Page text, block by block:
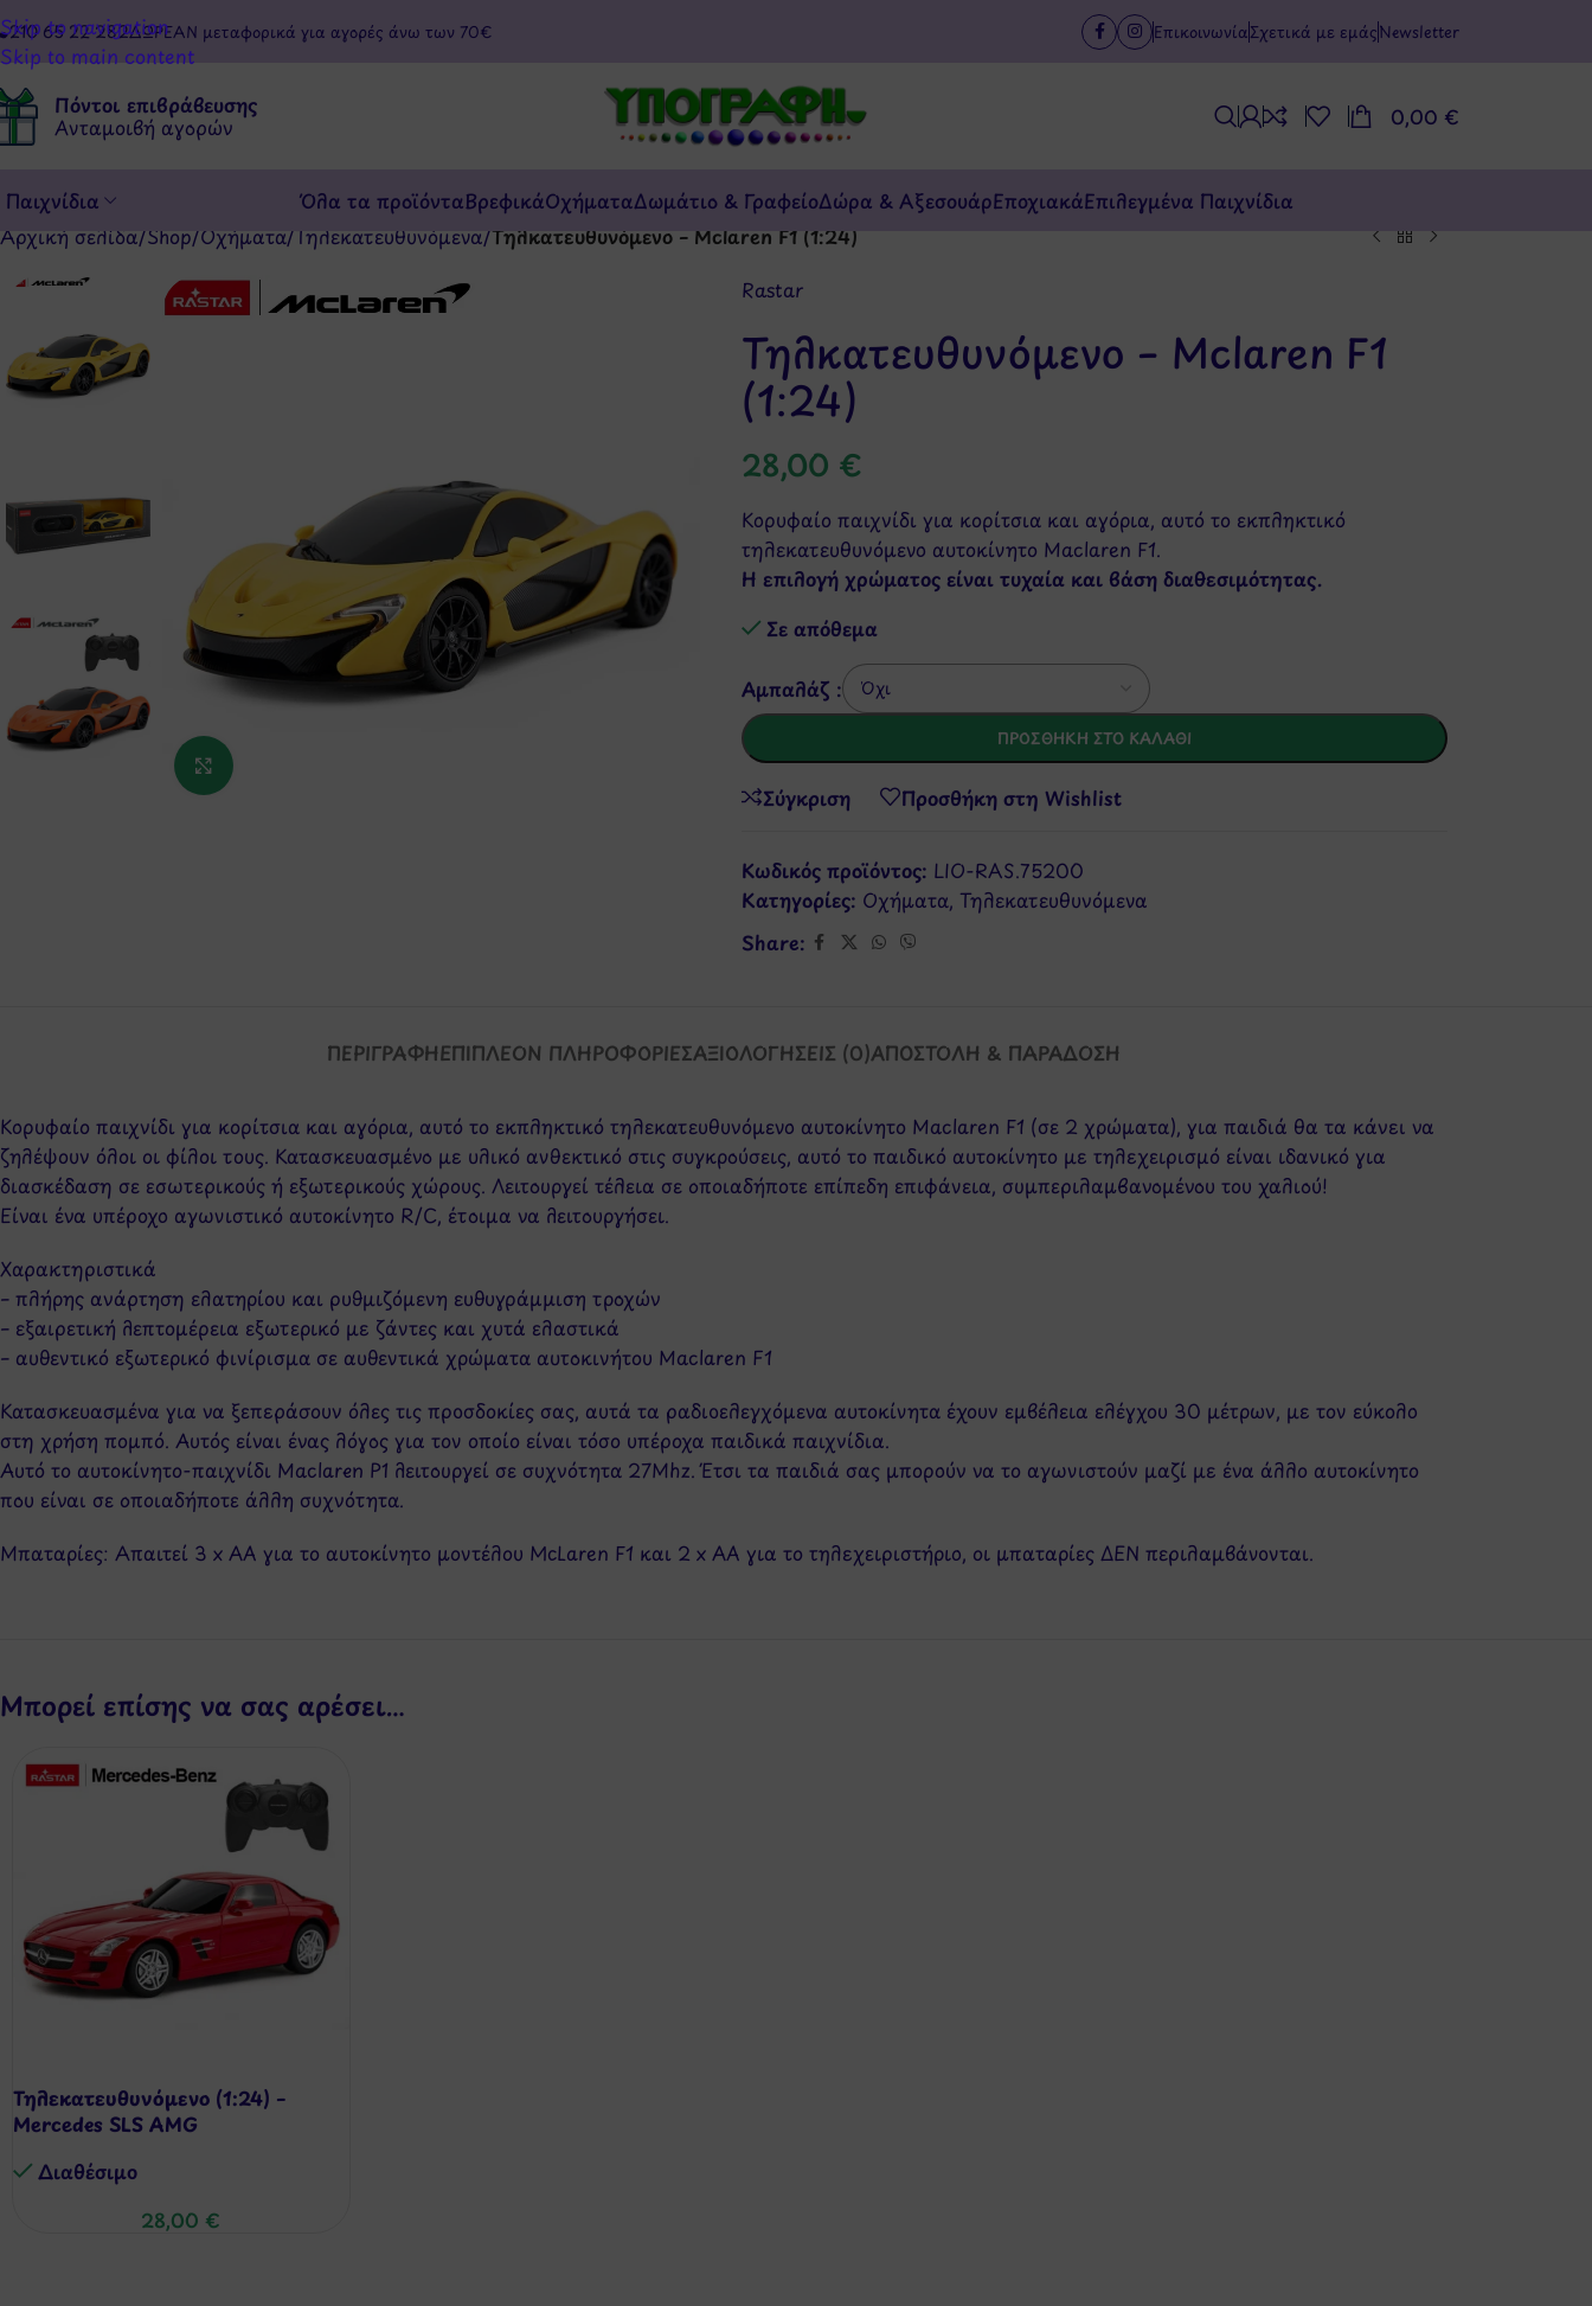
Skip to navigation
Skip to main content
210 65 22 282ΔΩΡΕΑΝ μεταφορικά για αγορές άνω των 70€ Επικοινωνία Σχετικά με εμάςNewsletter
Πόντοι επιβράβευσης
Ανταμοιβή αγορών 0,00 €
Παιχνίδια Όλα τα προϊόνταΒρεφικάΟχήματαΔωμάτιο & ΓραφείοΔώρα & ΑξεσουάρΕποχιακάΕπιλεγμένα Παιχνίδια
Αρχική σελίδα/Shop/Οχήματα/ Τηλεκατευθυνόμενα/Τηλκατευθυνόμενο – Mclaren F1 (1:24)
Rastar
Τηλκατευθυνόμενο – Mclaren F1
(1:24)
28,00 €
Κορυφαίο παιχνίδι για κορίτσια και αγόρια, αυτό το εκπληκτικό
τηλεκατευθυνόμενο αυτοκίνητο Maclaren F1.
Η επιλογή χρώματος είναι τυχαία και βάση διαθεσιμότητας.
Σε απόθεμα
Αμπαλάζ :
ΠΡΟΣΘΉΚΗ ΣΤΟ ΚΑΛΆΘΙ
Σύγκριση Προσθήκη στη Wishlist
Κωδικός προϊόντος: LIO-RAS.75200
Κατηγορίες: Οχήματα, Τηλεκατευθυνόμενα
Share:
ΠΕΡΙΓΡΑΦΉΕΠΙΠΛΈΟΝ ΠΛΗΡΟΦΟΡΊΕΣΑΞΙΟΛΟΓΉΣΕΙΣ (0)ΑΠΟΣΤΟΛΉ & ΠΑΡΆΔΟΣΗ
Κορυφαίο παιχνίδι για κορίτσια και αγόρια, αυτό το εκπληκτικό τηλεκατευθυνόμενο αυτοκίνητο Maclaren F1 (σε 2 χρώματα), για παιδιά θα τα κάνει να
ζηλέψουν όλοι οι φίλοι τους. Κατασκευασμένο με υλικό ανθεκτικό στις συγκρούσεις, αυτό το παιδικό αυτοκίνητο με τηλεχειρισμό είναι ιδανικό για
διασκέδαση σε εσωτερικούς ή εξωτερικούς χώρους. Λειτουργεί τέλεια σε οποιαδήποτε επίπεδη επιφάνεια, συμπεριλαμβανομένου του χαλιού!
Είναι ένα υπέροχο αγωνιστικό αυτοκίνητο R/C, έτοιμα να λειτουργήσει.
Χαρακτηριστικά
– πλήρης ανάρτηση ελατηρίου και ρυθμιζόμενη ευθυγράμμιση τροχών
– εξαιρετική λεπτομέρεια εξωτερικό με ζάντες και χυτά ελαστικά
– αυθεντικό εξωτερικό φινίρισμα σε αυθεντικά χρώματα αυτοκινήτου Maclaren F1
Κατασκευασμένα για να ξεπεράσουν όλες τις προσδοκίες σας, αυτά τα ραδιοελεγχόμενα αυτοκίνητα έχουν εμβέλεια ελέγχου 30 μέτρων, με τον εύκολο
στη χρήση πομπό. Αυτός είναι ένας λόγος για τον οποίο είναι τόσο υπέροχα παιδικά παιχνίδια.
Αυτό το αυτοκίνητο-παιχνίδι Maclaren P1 λειτουργεί σε συχνότητα 27Mhz. Έτσι τα παιδιά σας μπορούν να το αγωνιστούν μαζί με ένα άλλο αυτοκίνητο
που είναι σε οποιαδήποτε άλλη συχνότητα.
Μπαταρίες: Απαιτεί 3 x AA για το αυτοκίνητο μοντέλου McLaren F1 και 2 x AA για το τηλεχειριστήριο, οι μπαταρίες ΔΕΝ περιλαμβάνονται.
Μπορεί επίσης να σας αρέσει…
Τηλεκατευθυνόμενο (1:24) –
Mercedes SLS AMG
Διαθέσιμo
28,00€